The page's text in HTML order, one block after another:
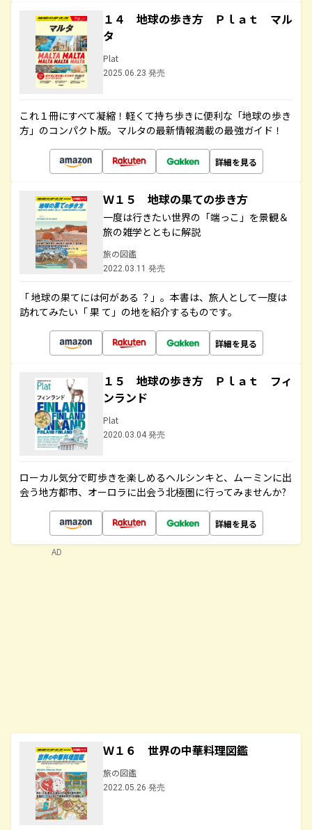
１４ 地球の歩き方 Ｐｌａｔ マル
タ
Plat
2025.06.23 発売
これ１冊にすべて凝縮！軽くて持ち歩きに便利な「地球の歩き
方」のコンパクト版。マルタの最新情報満載の最強ガイド！
詳細を見る
Ｗ１５ 地球の果ての歩き方
一度は行きたい世界の「端っこ」を景観＆
旅の雑学とともに解説
旅の図鑑
2022.03.11 発売
「 地球の果てには何がある ？」。本書は、旅人として一度は
訪れてみたい「 果 て」の地を紹介するものです。
詳細を見る
１５ 地球の歩き方 Ｐｌａｔ フィ
ンランド
Plat
2020.03.04 発売
ローカル気分で町歩きを楽しめるヘルシンキと、ムーミンに出
会う地方都市、オーロラに出会う北極圏に行ってみませんか?
詳細を見る
Ｗ１６ 世界の中華料理図鑑
旅の図鑑
2022.05.26 発売
AD